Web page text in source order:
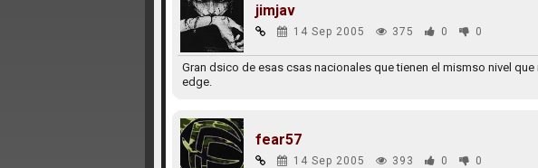
jimjav
14 Sep 2005 375 0 0
Gran dsico de esas csas nacionales que tienen el mismso nivel
edge.
fear57
14 Sep 2005 393 0 0